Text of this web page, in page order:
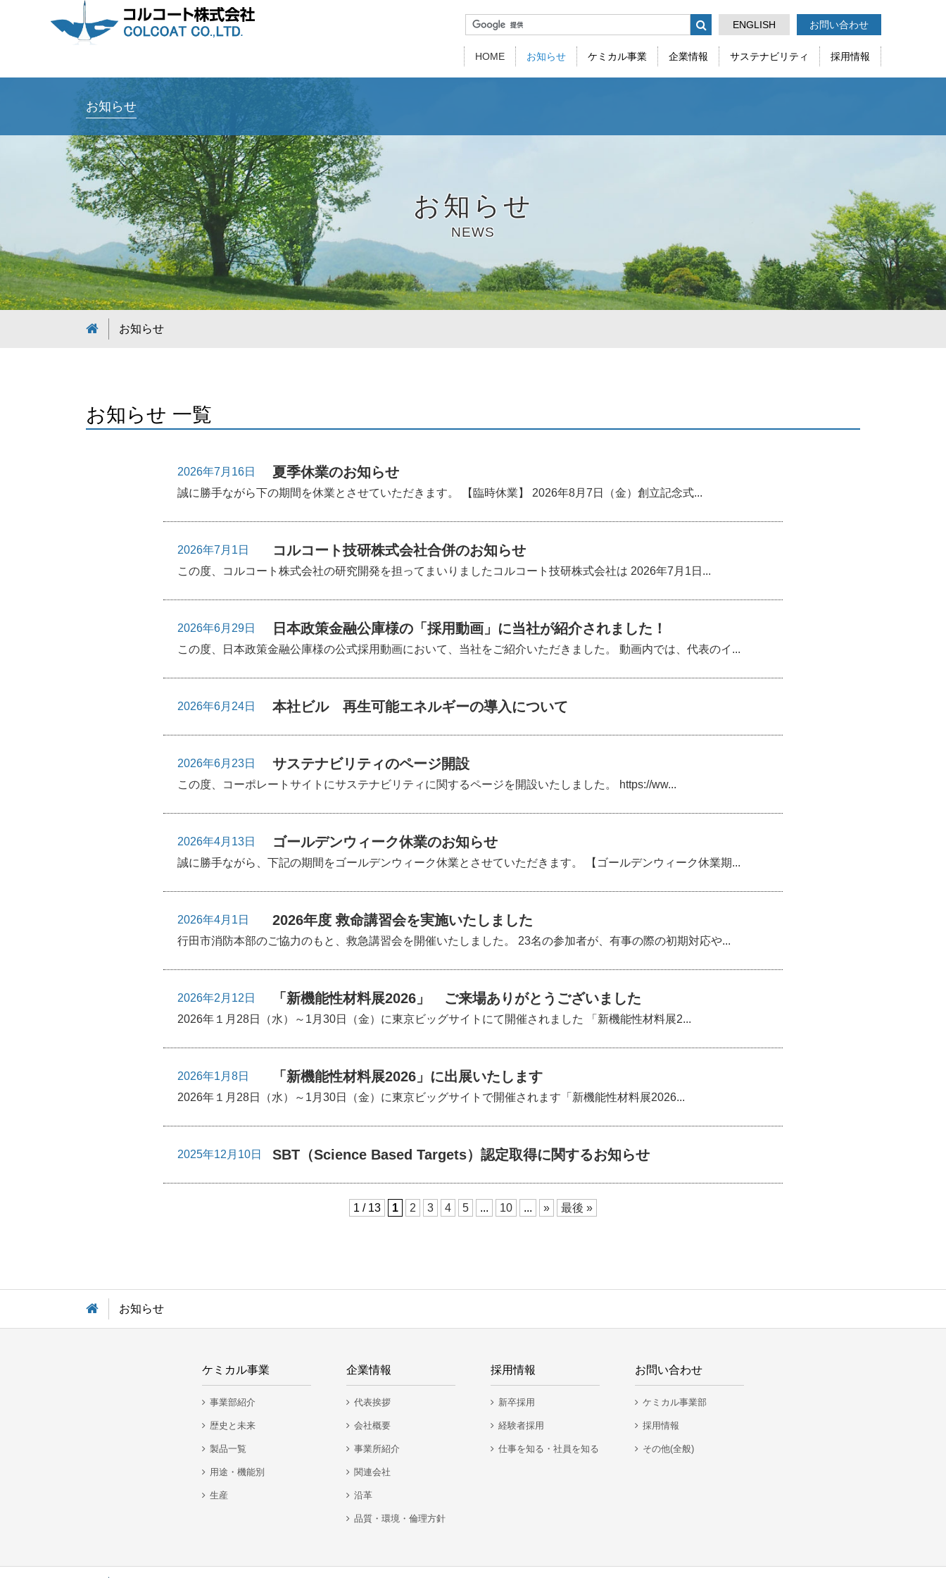
ENGLISH お問い合わせ
ケミカル事業部
HOME お知らせ ケミカル事業
ケミカル事業
Chemical
事業部紹介
企業情報
企業情報
Company
代表挨拶
品質方針・環境
サステナビリティ 採用情報
採用情報
Recruit
新卒採用
お知らせ
お知らせ
NEWS
お知らせ
お知らせ 一覧
2026年7月16日 夏季休業のお知らせ
誠に勝手ながら下の期間を休業とさせていただきます。 【臨時休業】 2026年8月7日（金）創立記念式...
2026年7月1日 コルコート技研株式会社合併のお知らせ
この度、コルコート株式会社の研究開発を担ってまいりましたコルコート技研株式会社は 2026年7月1日...
2026年6月29日 日本政策金融公庫様の「採用動画」に当社が紹介されました！
この度、日本政策金融公庫様の公式採用動画において、当社をご紹介いただきました。 動画内では、代表のイ...
2026年6月24日 本社ビル 再生可能エネルギーの導入について
2026年6月23日 サステナビリティのページ開設
この度、コーポレートサイトにサステナビリティに関するページを開設いたしました。 https://ww...
2026年4月13日 ゴールデンウィーク休業のお知らせ
誠に勝手ながら、下記の期間をゴールデンウィーク休業とさせていただきます。 【ゴールデンウィーク休業期...
2026年4月1日 2026年度 救命講習会を実施いたしました
行田市消防本部のご協力のもと、救急講習会を開催いたしました。 23名の参加者が、有事の際の初期対応や...
2026年2月12日 「新機能性材料展2026」 ご来場ありがとうございました
2026年１月28日（水）～1月30日（金）に東京ビッグサイトにて開催されました 「新機能性材料展2...
2026年1月8日 「新機能性材料展2026」に出展いたします
2026年１月28日（水）～1月30日（金）に東京ビッグサイトで開催されます「新機能性材料展2026...
2025年12月10日 SBT（Science Based Targets）認定取得に関するお知らせ
1 / 13 1 2 3 4 5 ... 10 ... » 最後 »
お知らせ
ケミカル事業
事業部紹介
歴史と未来
製品一覧
用途・機能別
生産
企業情報
代表挨拶
会社概要
事業所紹介
関連会社
沿革
品質・環境・倫理方針
採用情報
新卒採用
経験者採用
仕事を知る・社員を知る
お問い合わせ
ケミカル事業部
採用情報
その他(全般)